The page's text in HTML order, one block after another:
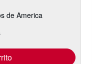
de America